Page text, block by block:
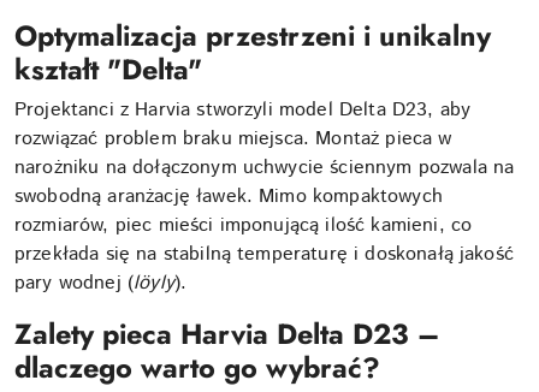
Optymalizacja przestrzeni i unikalny
kształt "Delta"
Projektanci z Harvia stworzyli model Delta D23, aby
rozwiązać problem braku miejsca. Montaż pieca w
narożniku na dołączonym uchwycie ściennym pozwala na
swobodną aranżację ławek. Mimo kompaktowych
rozmiarów, piec mieści imponującą ilość kamieni, co
przekłada się na stabilną temperaturę i doskonałą jakość
pary wodnej (löyly).
Zalety pieca Harvia Delta D23 –
dlaczego warto go wybrać?